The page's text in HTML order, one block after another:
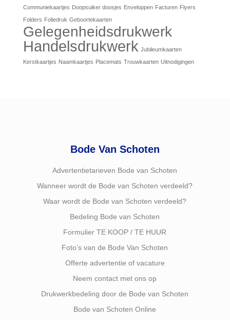
Communiekaartjes Doopsuiker doosjes Enveloppen Facturen Flyers
Folders Foliedruk Geboortekaarten
Gelegenheidsdrukwerk
Handelsdrukwerk Jubileumkaarten
Kerstkaartjes Naamkaartjes Placemats Trouwkaarten Uitnodigingen
Bode Van Schoten
Advertentietarieven Bode van Schoten
Wanneer wordt de Bode van Schoten verdeeld?
Waar wordt de Bode van Schoten verdeeld?
Bedeling Bode van Schoten
Formulier TE KOOP / TE HUUR
Foto’s van de Bode Van Schoten
Offerte advertentie of vacature
Neem contact met ons op
Drukwerkbedeling door de Bode van Schoten
Bode van Schoten Online